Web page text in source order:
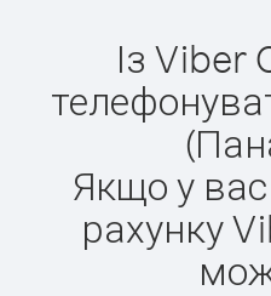
Із Viber
Якщо у
рахунку